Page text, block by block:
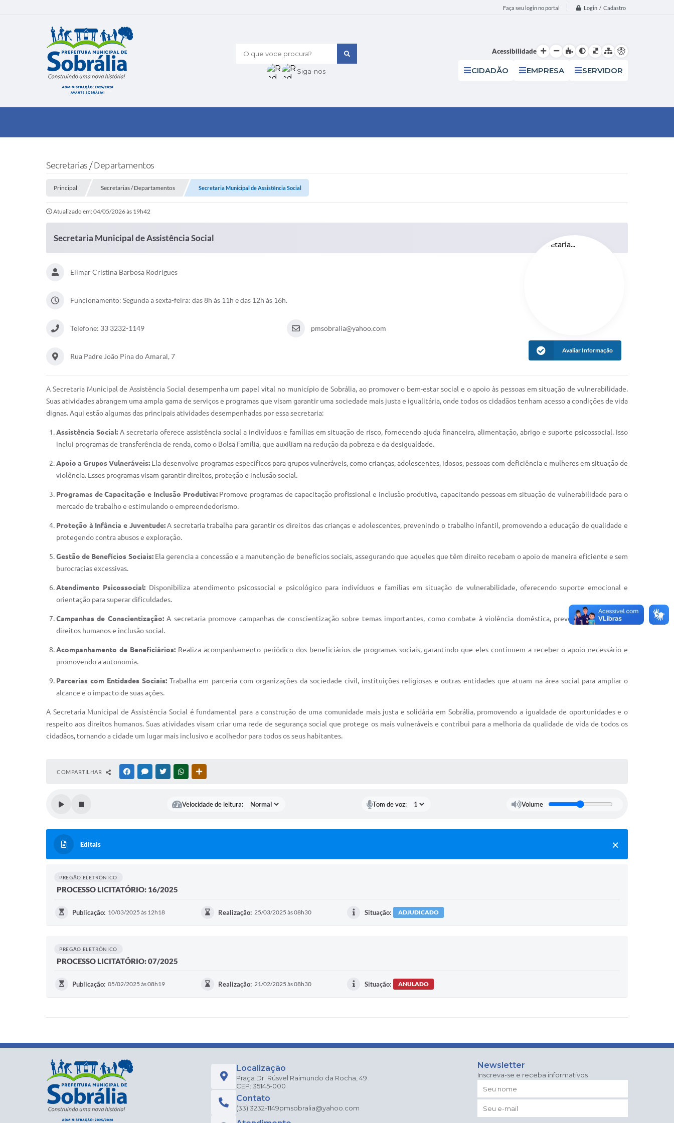
Faça seu login no portal Login / Cadastro
O que voce procura?
Siga-nos
Acessibilidade
CIDADÃO EMPRESA SERVIDOR
Secretarias / Departamentos
Principal Secretarias / Departamentos Secretaria Municipal de Assistência Social
Atualizado em: 04/05/2026 às 19h42
Secretaria Municipal de Assistência Social
Elimar Cristina Barbosa Rodrigues
Funcionamento: Segunda a sexta-feira: das 8h às 11h e das 12h às 16h.
Telefone: 33 3232-1149 pmsobralia@yahoo.com
Rua Padre João Pina do Amaral, 7
Avaliar Informação
A Secretaria Municipal de Assistência Social desempenha um papel vital no município de Sobrália, ao promover o bem-estar social e o apoio às pessoas em situação de vulnerabilidade.
Suas atividades abrangem uma ampla gama de serviços e programas que visam garantir uma sociedade mais justa e igualitária, onde todos os cidadãos tenham acesso a condições de vida
dignas. Aqui estão algumas das principais atividades desempenhadas por essa secretaria:
Assistência Social:A secretaria oferece assistência social a indivíduos e famílias em situação de risco, fornecendo ajuda financeira, alimentação, abrigo e suporte psicossocial. Isso
inclui programas de transferência de renda, como o Bolsa Família, que auxiliam na redução da pobreza e da desigualdade.
Apoio a Grupos Vulneráveis: Ela desenvolve programas específicos para grupos vulneráveis, como crianças, adolescentes, idosos, pessoas com deficiência e mulheres em situação de
violência. Esses programas visam garantir direitos, proteção e inclusão social.
Programas de Capacitação e Inclusão Produtiva:Promove programas de capacitação profissional e inclusão produtiva, capacitando pessoas em situação de vulnerabilidade para o
mercado de trabalho e estimulando o empreendedorismo.
Proteção à Infância e Juventude:A secretaria trabalha para garantir os direitos das crianças e adolescentes, prevenindo o trabalho infantil, promovendo a educação de qualidade e
protegendo contra abusos e exploração.
Gestão de Benefícios Sociais:Ela gerencia a concessão e a manutenção de benefícios sociais, assegurando que aqueles que têm direito recebam o apoio de maneira eficiente e sem
burocracias excessivas.
Atendimento Psicossocial: Disponibiliza atendimento psicossocial e psicológico para indivíduos e famílias em situação de vulnerabilidade, oferecendo suporte emocional e
orientação para superar dificuldades.
Campanhas de Conscientização:A secretaria promove campanhas de conscientização sobre temas importantes, como combate à violência doméstica, prevenção de doenças,
direitos humanos e inclusão social.
Acompanhamento de Beneficiários:Realiza acompanhamento periódico dos beneficiários de programas sociais, garantindo que eles continuem a receber o apoio necessário e
promovendo a autonomia.
Parcerias com Entidades Sociais: Trabalha em parceria com organizações da sociedade civil, instituições religiosas e outras entidades que atuam na área social para ampliar o
alcance e o impacto de suas ações.
A Secretaria Municipal de Assistência Social é fundamental para a construção de uma comunidade mais justa e solidária em Sobrália, promovendo a igualdade de oportunidades e o
respeito aos direitos humanos. Suas atividades visam criar uma rede de segurança social que protege os mais vulneráveis e contribui para a melhoria da qualidade de vida de todos os
cidadãos, tornando a cidade um lugar mais inclusivo e acolhedor para todos os seus habitantes.
COMPARTILHAR FACEBOOKMESSENGER
TWITTERWHATSAPP
Velocidade de leitura: Tom de voz: Volume
Editais
PREGÃO ELETRÔNICO
PROCESSO LICITATÓRIO: 16/2025
Publicação: 10/03/2025 às 12h18 Realização: 25/03/2025 às 08h30 Situação: ADJUDICADO
PREGÃO ELETRÔNICO
PROCESSO LICITATÓRIO: 07/2025
Publicação: 05/02/2025 às 08h19 Realização: 21/02/2025 às 08h30 Situação: ANULADO
Localização
Praça Dr. Rúsvel Raimundo da Rocha, 49
CEP: 35145-000
Contato
(33) 3232-1149pmsobralia@yahoo.com
Newsletter
Inscreva-se e receba informativos